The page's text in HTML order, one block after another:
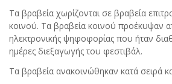
Τα βραβεία χωρίζονται σε βραβεία
κοινού. Τα βραβεία κοινού προέκυψαν
ηλεκτρονικής ψηφοφορίας που ήταν
ημέρες διεξαγωγής του φεστιβάλ.
Τα βραβεία ανακοινώθηκαν κατά σειρά